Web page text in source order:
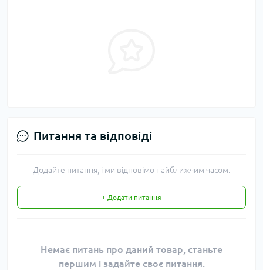
Питання та відповіді
Додайте питання, і ми відповімо найближчим часом.
+ Додати питання
Немає питань про даний товар, станьте
першим і задайте своє питання.